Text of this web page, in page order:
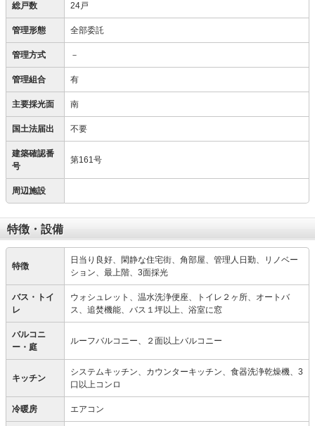
総戸数 24戸
管理形態 全部委託
管理方式 －
管理組合 有
主要採光面 南
国土法届出 不要
建築確認番
号
第161号
周辺施設
特徴・設備
特徴
日当り良好、閑静な住宅街、角部屋、管理人日勤、リノベー
ション、最上階、3面採光
バス・トイ
レ
ウォシュレット、温水洗浄便座、トイレ２ヶ所、オートバ
ス、追焚機能、バス１坪以上、浴室に窓
バルコニ
ー・庭
ルーフバルコニー、２面以上バルコニー
キッチン
システムキッチン、カウンターキッチン、食器洗浄乾燥機、3
口以上コンロ
冷暖房 エアコン